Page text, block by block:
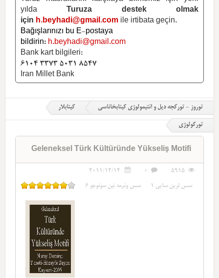
yılda
Turuza destek olmak
için h.beyhadi@gmail.com ile irtibata geçin.
Bağışlarınızı bu E-postaya
bildirin: h.beyhadi@gmail.com
Bank kart bilgileri:
6104 3373 5031 8547
Iran Millet Bank
توروز - تورکجه دیل و ائتیمولوژی کیتابخاناسی کیتابلار
تورکولوژی
Geleneksel Türk Kültüründe Yükseliş Motifi
5915
0
2011/12/14
سس لرین سایی 1 سس وئرمه نین سونوجو 6